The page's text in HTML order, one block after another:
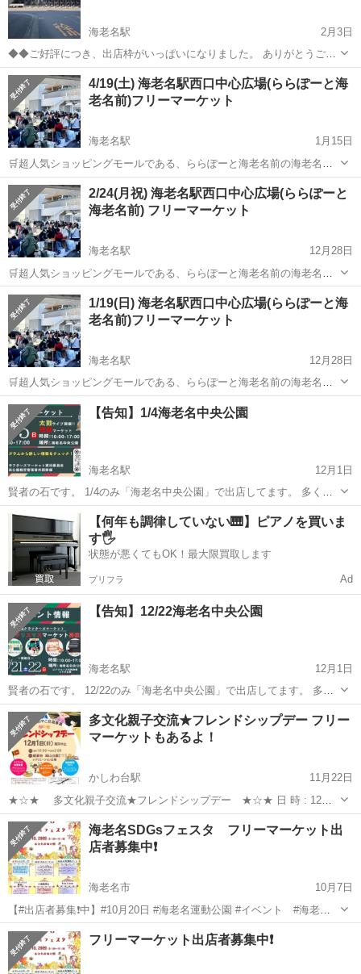
海老名駅
2月3日
◆◆ご好評につき、出店枠がいっぱいになりました。 ありがとうござ
いました。◆◆ 毎日新聞首都圏センター海老名工場の敷地内でイベン
トを開催いたします（駐車場無料完備）。 ３月16日（日）は「ミニ遊
園地」的な昔懐か...
神奈川 海老名市 海老名駅 フリーマーケット
ハンドメイド
4/19(土) 海老名駅西口中心広場(ららぽーと海
老名前)フリーマーケット
海老名駅
1月15日
🛒超人気ショッピングモールである、ららぽーと海老名前の海老名駅
西口中心広場で開催されるフリーマーケットです❗ どなたでもご参加い
ただけます🎈 出店ブースに限りがございます。この機会に是非ご参加
くださいませ♪ ◾️会場住所 ...
神奈川 海老名市 海老名駅 フリーマーケット 会場
2/24(月祝) 海老名駅西口中心広場(ららぽーと
海老名前) フリーマーケット
海老名駅
12月28日
🛒超人気ショッピングモールである、ららぽーと海老名前の海老名駅
西口中心広場で開催されるフリーマーケットです❗ どなたでもご参加い
ただけます🎈🎈 出店ブースに限りがございます。この機会に是非ご参
加くださいませ♪ ◾️会場住所...
神奈川 海老名市 海老名駅 フリーマーケット 会場
1/19(日) 海老名駅西口中心広場(ららぽーと海
老名前)フリーマーケット
海老名駅
12月28日
🛒超人気ショッピングモールである、ららぽーと海老名前の海老名駅
西口中心広場で開催されるフリーマーケットです❗ どなたでもご参加い
ただけます🎈 出店ブースに限りがございます。この機会に是非ご参加
くださいませ♪ ◾️会場住所 ...
神奈川 海老名市 海老名駅 フリーマーケット
【告知】1/4海老名中央公園
海老名駅
12月1日
賢者の石です。 1/4のみ「海老名中央公園」で出店してます。 多くの
お店が並んでいます。 お時間ある方は遊びに来て頂ければ、嬉しいで
す。 天然石のアクセサリーを販売しています。 【出店日】1/4 【営業
時間】10:00-1...
神奈川 海老名市 海老名駅 フリーマーケット
【何年も調律していない🎹】ピアノを買いま
す🖐️
状態が悪くてもOK！最大限買取します
プリフラ Ad
【告知】12/22海老名中央公園
海老名駅
12月1日
賢者の石です。 12/22のみ「海老名中央公園」で出店してます。 多く
のお店が並んでいます。 お時間ある方は遊びに来て頂ければ、嬉しい
です。 天然石のアクセサリーを販売しています。 【出店日】12/22
【営業時間】10:...
神奈川 海老名市 海老名駅 フリーマーケット
多文化親子交流★フレンドシップデー フリー
マーケットもあるよ！
かしわ台駅
11月22日
★☆★ 多文化親子交流★フレンドシップデー ★☆★ 日 時 : 12月1
日（日）10:00-14:00 場 所 : 城山公園レクリエーション広場 無料駐
車場有 https://maps.app.goo.g...
神奈川 海老名市 かしわ台駅 フリーマーケット
海老名SDGsフェスタ フリーマーケット出
店者募集中❗️
海老名市
10月7日
‎【⁦‪#出店者募集‬⁩❗中️】⁦‪#10月20日‬⁩ ⁦‪#海老名運動公園‬⁩ ⁦‪#イベント‬⁩ ⁦‪#海老名
SDGsフェスタ‬⁩ 内にて ⁦‪#フリーマーケット‬⁩ を開催٩( ᐛ )و 海老名
SDGsフェスタではさ...
神奈川 海老名市 フリーマーケット SDGs
フリーマーケット出店者募集中❗️